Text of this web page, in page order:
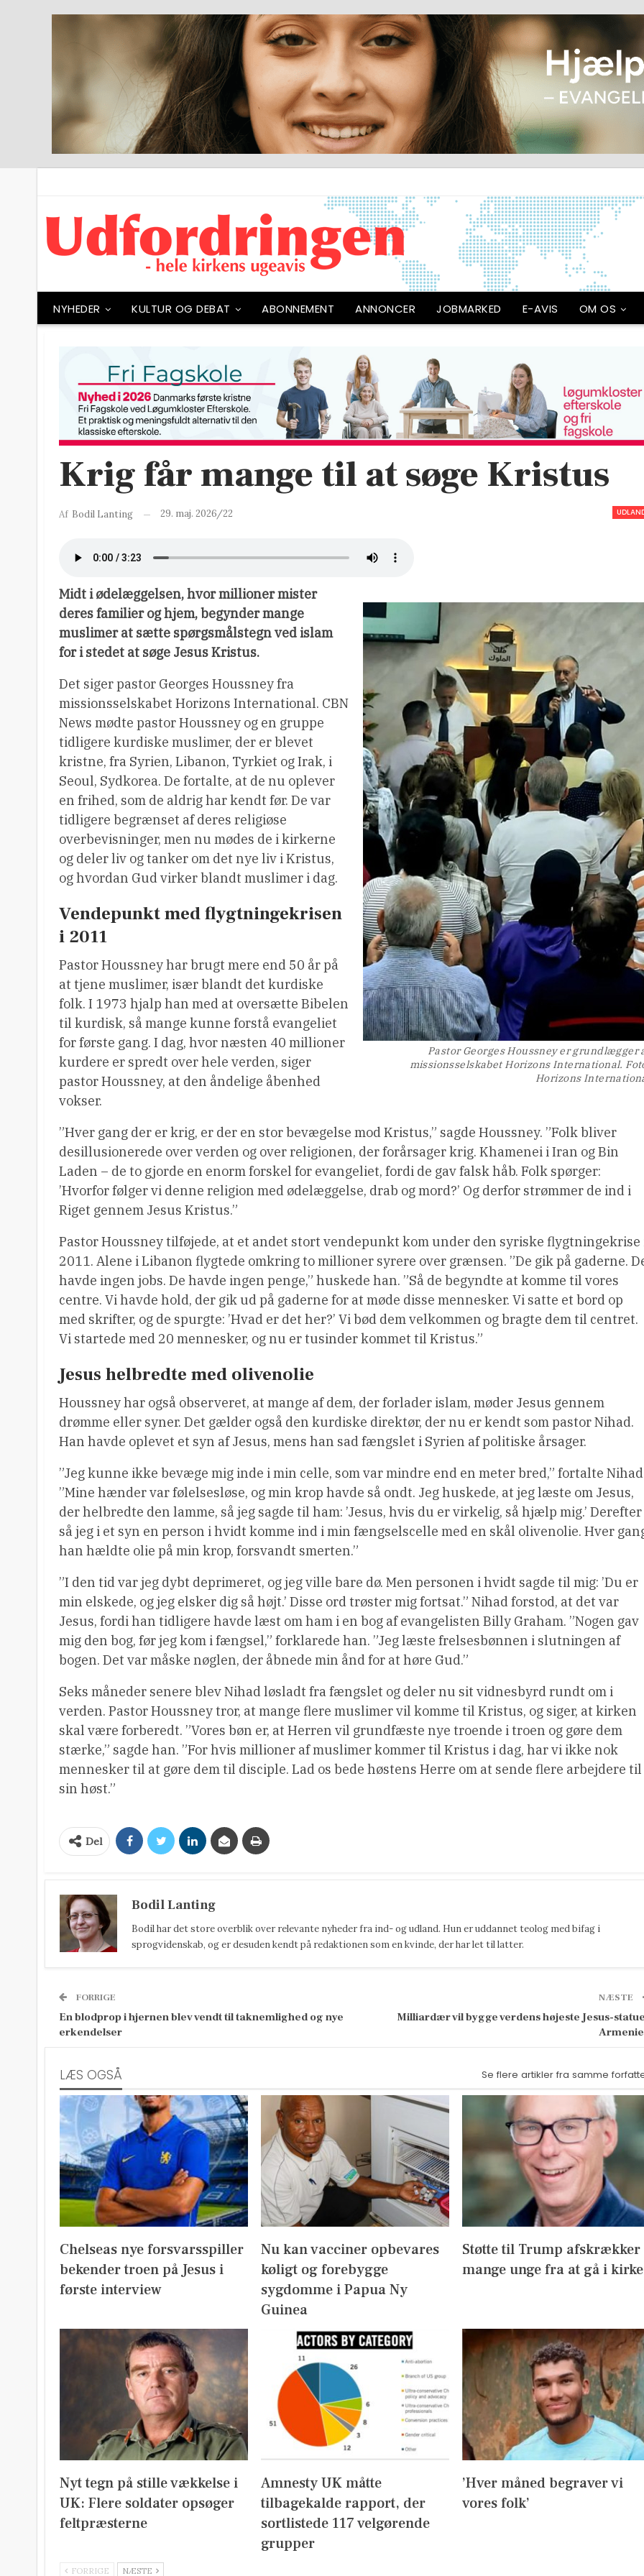
NYHEDER KULTUR OG DEBAT ABONNEMENT ANNONCER JOBMARKED E-AVIS OM OS
Krig får mange til at søge Kristus
Af Bodil Lanting 29. maj. 2026/22
Pastor Georges Houssney er grundlægger
missionsselskabet Horizons International.
Horizons
Midt i ødelæggelsen, hvor millioner mister
deres familier og hjem, begynder mange
muslimer at sætte spørgsmålstegn ved islam
for i stedet at søge Jesus Kristus.
Det siger pastor Georges Houssney fra
missionsselskabet Horizons International. CBN
News mødte pastor Houssney og en gruppe
tidligere kurdiske muslimer, der er blevet
kristne, fra Syrien, Libanon, Tyrkiet og Irak, i
Seoul, Sydkorea. De fortalte, at de nu oplever
en frihed, som de aldrig har kendt før. De var
tidligere begrænset af deres religiøse
overbevisninger, men nu mødes de i kirkerne
og deler liv og tanker om det nye liv i Kristus,
og hvordan Gud virker blandt muslimer i dag.
Vendepunkt med flygtningekrisen
i 2011
Pastor Houssney har brugt mere end 50 år på
at tjene muslimer, især blandt det kurdiske
folk. I 1973 hjalp han med at oversætte Bibelen
til kurdisk, så mange kunne forstå evangeliet
for første gang. I dag, hvor næsten 40 millioner
kurdere er spredt over hele verden, siger
pastor Houssney, at den åndelige åbenhed
vokser.
”Hver gang der er krig, er der en stor bevægelse mod Kristus,” sagde Houssney. ”Folk bliver
desillusionerede over verden og over religionen, der forårsager krig. Khamenei i Iran og Bin
Laden – de to gjorde en enorm forskel for evangeliet, fordi de gav falsk håb. Folk spørger:
’Hvorfor følger vi denne religion med ødelæggelse, drab og mord?’ Og derfor strømmer de ind i
Riget gennem Jesus Kristus.”
Pastor Houssney tilføjede, at et andet stort vendepunkt kom under den syriske flygtningekrise
2011. Alene i Libanon flygtede omkring to millioner syrere over grænsen. ”De gik på gaderne.
havde ingen jobs. De havde ingen penge,” huskede han. ”Så de begyndte at komme til vores
centre. Vi havde hold, der gik ud på gaderne for at møde disse mennesker. Vi satte et bord op
med skrifter, og de spurgte: ’Hvad er det her?’ Vi bød dem velkommen og bragte dem til centret.
Vi startede med 20 mennesker, og nu er tusinder kommet til Kristus.”
Jesus helbredte med olivenolie
Houssney har også observeret, at mange af dem, der forlader islam, møder Jesus gennem
drømme eller syner. Det gælder også den kurdiske direktør, der nu er kendt som pastor Nihad.
Han havde oplevet et syn af Jesus, mens han sad fængslet i Syrien af politiske årsager.
”Jeg kunne ikke bevæge mig inde i min celle, som var mindre end en meter bred,” fortalte
”Mine hænder var følelsesløse, og min krop havde så ondt. Jeg huskede, at jeg læste om Jesus,
der helbredte den lamme, så jeg sagde til ham: ’Jesus, hvis du er virkelig, så hjælp mig.’ Derefter
så jeg i et syn en person i hvidt komme ind i min fængselscelle med en skål olivenolie. Hver
han hældte olie på min krop, forsvandt smerten.”
”I den tid var jeg dybt deprimeret, og jeg ville bare dø. Men personen i hvidt sagde til mig: ’Du er
min elskede, og jeg elsker dig så højt.’ Disse ord trøster mig fortsat.” Nihad forstod, at det var
Jesus, fordi han tidligere havde læst om ham i en bog af evangelisten Billy Graham. ”Nogen gav
mig den bog, før jeg kom i fængsel,” forklarede han. ”Jeg læste frelsesbønnen i slutningen af ​​
bogen. Det var måske nøglen, der åbnede min ånd for at høre Gud.”
Seks måneder senere blev Nihad løsladt fra fængslet og deler nu sit vidnesbyrd rundt om i
verden. Pastor Houssney tror, ​​at mange flere muslimer vil komme til Kristus, og siger, at kirken
skal være forberedt. ”Vores bøn er, at Herren vil grundfæste nye troende i troen og gøre dem
stærke,” sagde han. ”For hvis millioner af muslimer kommer til Kristus i dag, har vi ikke nok
mennesker til at gøre dem til disciple. Lad os bede høstens Herre om at sende flere arbejdere til
sin høst.”
Del
Bodil Lanting
Bodil har det store overblik over relevante nyheder fra ind- og udland. Hun er uddannet teolog med bifag i
sprogvidenskab, og er desuden kendt på redaktionen som en kvinde, der har let til latter.
FORRIGE
En blodprop i hjernen blev vendt til taknemlighed og nye
erkendelser
NÆSTE
Milliardær vil bygge verdens højeste Jesus-
LÆS OGSÅ Se flere artikler fra samme
Chelseas nye forsvarsspiller
bekender troen på Jesus i
første interview
Nu kan vacciner opbevares
køligt og forebygge
sygdomme i Papua Ny
Guinea
Støtte til Trump afskrækker
mange unge fra at gå i kirke
Nyt tegn på stille vækkelse i
UK: Flere soldater opsøger
feltpræsterne
Amnesty UK måtte
tilbagekalde rapport, der
sortlistede 117 velgørende
grupper
’Hver måned begraver vi
vores folk’
FORRIGE NÆSTE